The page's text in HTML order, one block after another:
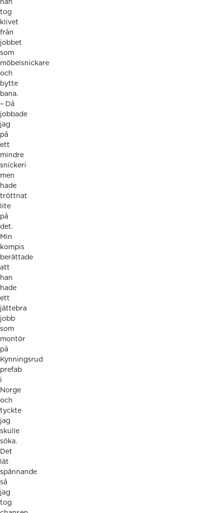
han
tog
klivet
från
jobbet
som
möbelsnickare
och
bytte
bana.
– Då
jobbade
jag
på
ett
mindre
snickeri
men
hade
tröttnat
lite
på
det.
Min
kompis
berättade
att
han
hade
ett
jättebra
jobb
som
montör
på
Kynningsrud
prefab
i
Norge
och
tyckte
jag
skulle
söka.
Det
lät
spännande
så
jag
tog